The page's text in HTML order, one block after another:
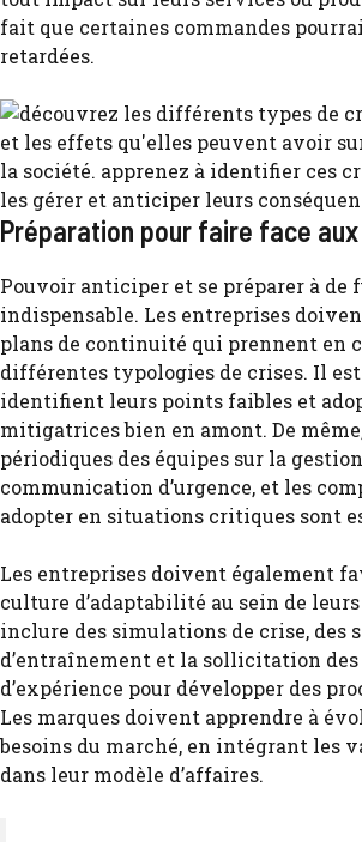
fait que certaines commandes
retardées.
Préparation pour faire face
Pouvoir anticiper et se préparer à de
indispensable. Les entreprises
plans de continuité qui prennent en
différentes typologies de crises. Il
identifient leurs points faibles et
mitigatrices bien en amont. De
périodiques des équipes sur la
communication d’urgence, et les
adopter en situations critiques sont
Les entreprises doivent également
culture d’adaptabilité au sein de
inclure des simulations de crise, des
d’entraînement et la sollicitation
d’expérience pour développer des
Les marques doivent apprendre à
besoins du marché, en intégrant les
dans leur modèle d’affaires.